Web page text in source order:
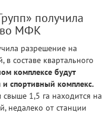
получила
МФК
разрешение на
составе квартального
комплексе будут
спортивный комплекс.
1,5 га находится на
недалеко от станции